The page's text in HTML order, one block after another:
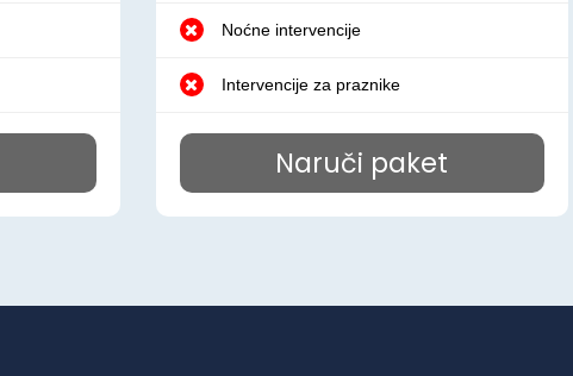
Noćne intervencije
Intervencije za praznike
Naruči paket